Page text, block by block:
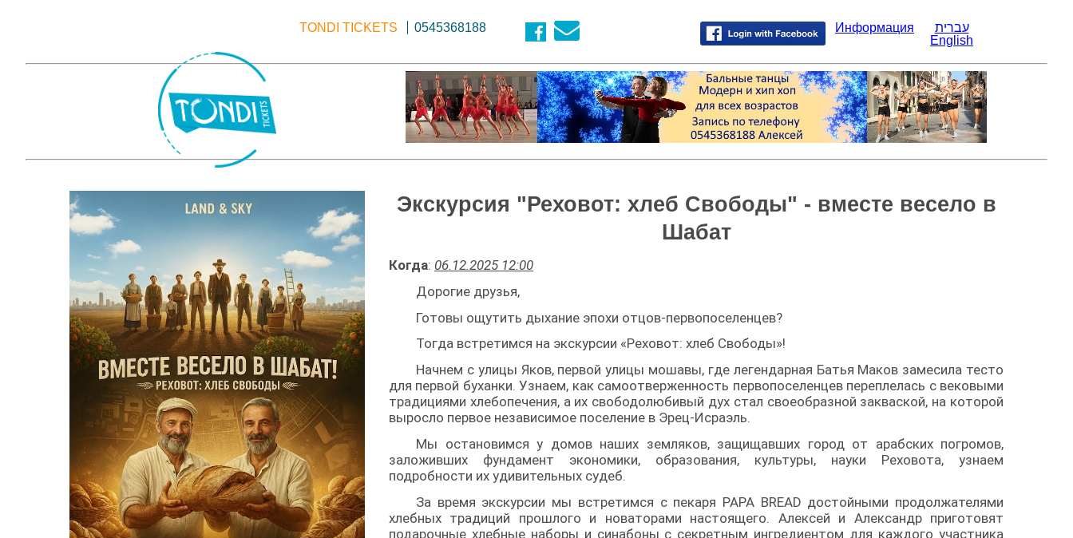
TONDI TICKETS 0545368188 Информация
עברית
English
Экскурсия "Реховот: хлеб Свободы" - вместе весело в
Шабат
Когда: 06.12.2025 12:00
Дорогие друзья,
Готовы ощутить дыхание эпохи отцов-первопоселенцев?
Тогда встретимся на экскурсии «Реховот: хлеб Свободы»!
Начнем с улицы Яков, первой улицы мошавы, где легендарная Батья Маков замесила тесто
для первой буханки. Узнаем, как самоотверженность первопоселенцев переплелась с вековыми
традициями хлебопечения, а их свободолюбивый дух стал своеобразной закваской, на которой
выросло первое независимое поселение в Эрец-Исраэль.
Мы остановимся у домов наших земляков, защищавших город от арабских погромов,
заложивших фундамент экономики, образования, культуры, науки Реховота, узнаем
подробности их удивительных судеб.
За время экскурсии мы встретимся с пекаря PAPA BREAD достойными продолжателями
хлебных традиций прошлого и новаторами настоящего. Алексей и Александр приготовят
подарочные хлебные наборы и синабоны с секретным ингредиентом для каждого участника